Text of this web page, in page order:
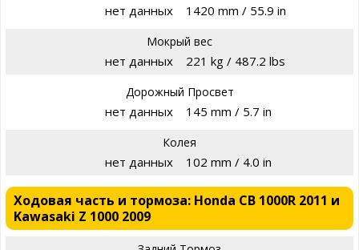
нет данных 1420 mm / 55.9 in
Мокрый вес
нет данных 221 kg / 487.2 lbs
Дорожный Просвет
нет данных 145 mm / 5.7 in
Колея
нет данных 102 mm / 4.0 in
Ходовая часть и тормоза: Honda CB 1000R 2011 и
Kawasaki Z 1000 2009